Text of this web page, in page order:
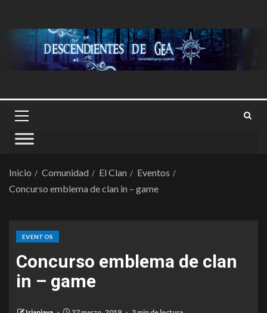
Inicio Comunidad El Clan
Eventos
Concurso emblema de clan in – game
EVENTOS
Concurso emblema de clan
in – game